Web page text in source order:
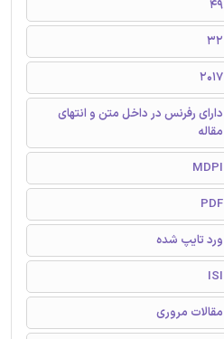
49
32
2017
دارای رفرنس در داخل متن و انتهای
مقاله
MDPI
PDF
ورد تایپ شده
ISI
مقالات مروری